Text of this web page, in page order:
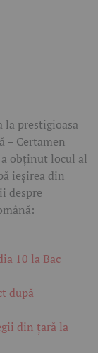
la prestigioasa
– Certamen
obținut locul al
ieșirea din
despre
10 la Bac
după
din țară la